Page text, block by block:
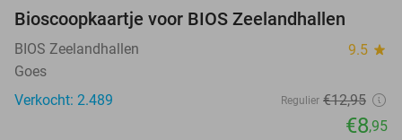
Bioscoopkaartje voor BIOS Zeelandhallen
BIOS Zeelandhallen 9.5 star
Goes
Verkocht: 2.489
Regulier €12,95
€8,95